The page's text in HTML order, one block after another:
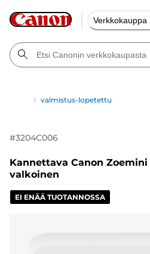
Verkkokauppa
valmistus-lopetettu
#3204C006
Kannettava Canon
valkoinen
EI ENÄÄ TUOTANNOSSA